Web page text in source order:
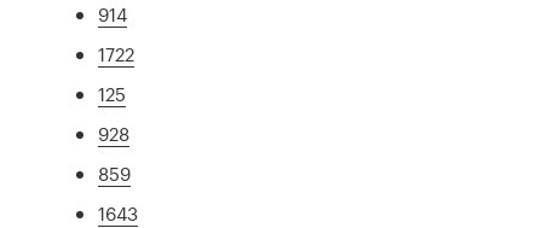
914
1722
125
928
859
1643